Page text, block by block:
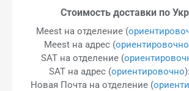
Стоимость доставки по
Meest на отделение (
Meest на адрес (ориентировочно
SAT на отделение (
SAT на адрес (ориентировочно
Новая Почта на отделение (